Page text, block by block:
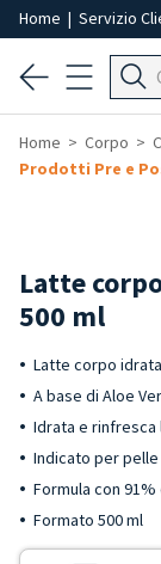
Home | Servizio
Home Corpo
Prodotti Pre e
Latte
500 ml
Latte corpo
A base di Aloe
Idrata e
Indicato per
Formula con
Formato 500 ml